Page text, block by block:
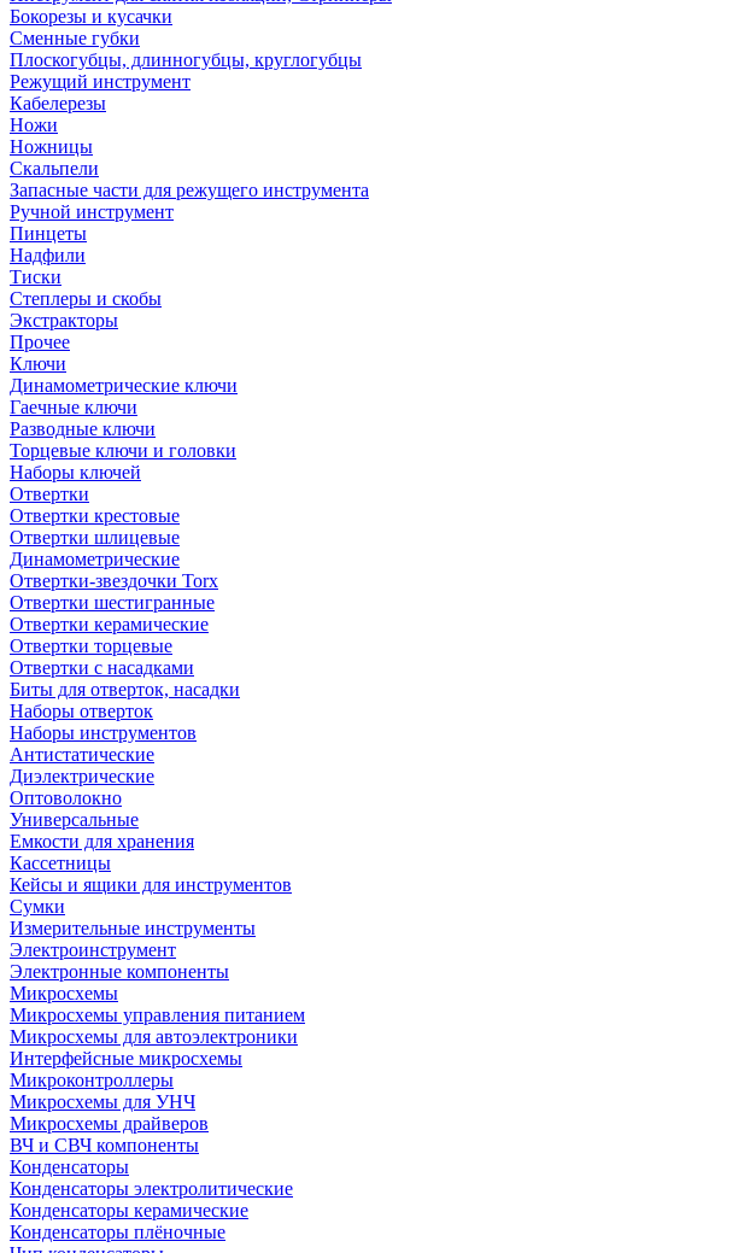
Бокорезы и кусачки
Сменные губки
Плоскогубцы, длинногубцы, круглогубцы
Режущий инструмент
Кабелерезы
Ножи
Ножницы
Скальпели
Запасные части для режущего инструмента
Ручной инструмент
Пинцеты
Надфили
Тиски
Степлеры и скобы
Экстракторы
Прочее
Ключи
Динамометрические ключи
Гаечные ключи
Разводные ключи
Торцевые ключи и головки
Наборы ключей
Отвертки
Отвертки крестовые
Отвертки шлицевые
Динамометрические
Отвертки-звездочки Torx
Отвертки шестигранные
Отвертки керамические
Отвертки торцевые
Отвертки с насадками
Биты для отверток, насадки
Наборы отверток
Наборы инструментов
Антистатические
Диэлектрические
Оптоволокно
Универсальные
Емкости для хранения
Кассетницы
Кейсы и ящики для инструментов
Сумки
Измерительные инструменты
Электроинструмент
Электронные компоненты
Микросхемы
Микросхемы управления питанием
Микросхемы для автоэлектроники
Интерфейсные микросхемы
Микроконтроллеры
Микросхемы для УНЧ
Микросхемы драйверов
ВЧ и СВЧ компоненты
Конденсаторы
Конденсаторы электролитические
Конденсаторы керамические
Конденсаторы плёночные